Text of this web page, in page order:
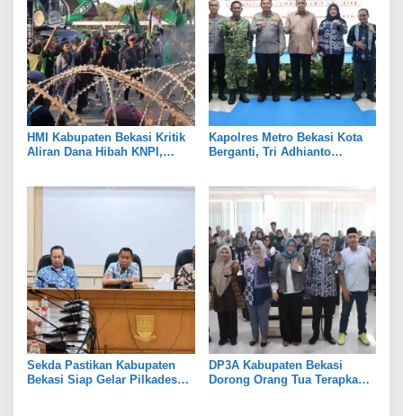
HMI Kabupaten Bekasi Kritik
Aliran Dana Hibah KNPI,
Kapolres Metro Bekasi Kota
Berganti, Tri Adhianto
Sekda Pastikan Kabupaten
Bekasi Siap Gelar Pilkades
DP3A Kabupaten Bekasi
Dorong Orang Tua Terapkan